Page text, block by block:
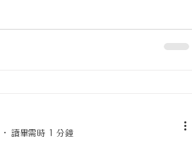
讀畢需時 1 分鐘